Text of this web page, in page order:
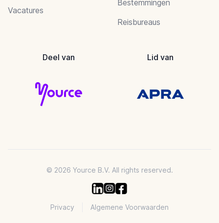
Vacatures
Bestemmingen
Reisbureaus
Deel van Lid van
© 2026 Yource B.V. All rights reserved.
Privacy Algemene Voorwaarden